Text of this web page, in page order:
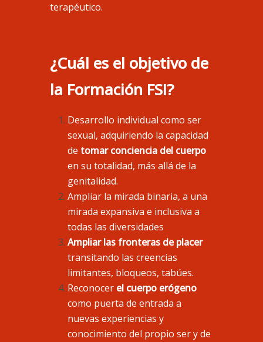
terapéutico.
¿Cuál es el objetivo de
la Formación FSI?
Desarrollo individual como ser
sexual, adquiriendo la capacidad
de tomar conciencia del cuerpo
en su totalidad, más allá de la
genitalidad.
Ampliar la mirada binaria, a una
mirada expansiva e inclusiva a
todas las diversidades
Ampliar las fronteras de placer
transitando las creencias
limitantes, bloqueos, tabúes.
Reconocer el cuerpo erógeno
como puerta de entrada a
nuevas experiencias y
conocimiento del propio ser y de